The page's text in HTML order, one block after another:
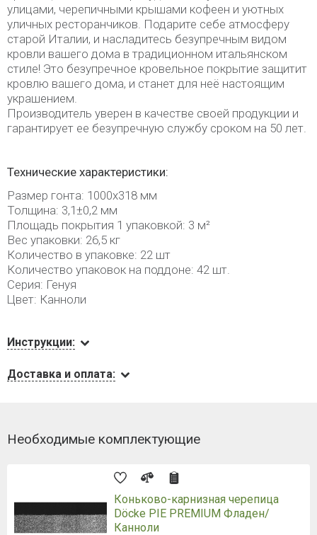
улицами, черепичными крышами кофеен и уютных
уличных ресторанчиков. Подарите себе атмосферу
старой Италии, и насладитесь безупречным видом
кровли вашего дома в традиционном итальянском
стиле! Это безупречное кровельное покрытие защитит
кровлю вашего дома, и станет для неё настоящим
украшением.
Производитель уверен в качестве своей продукции и
гарантирует ее безупречную службу сроком на 50 лет.
Технические характеристики:
Размер гонта: 1000х318 мм
Толщина: 3,1±0,2 мм
Площадь покрытия 1 упаковкой: 3 м²
Вес упаковки: 26,5 кг
Количество в упаковке: 22 шт
Количество упаковок на поддоне: 42 шт.
Серия: Генуя
Цвет: Канноли
Инструкции:
Доставка и оплата:
Необходимые комплектующие
Коньково-карнизная черепица
Döcke PIE PREMIUM Фладен/
Канноли